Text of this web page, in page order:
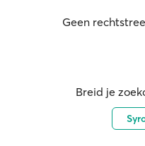
Geen
Breid je